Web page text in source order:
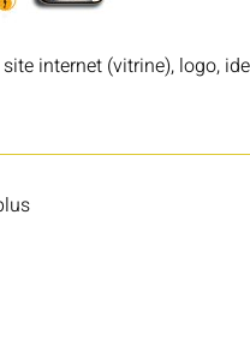
internet (vitrine), logo,